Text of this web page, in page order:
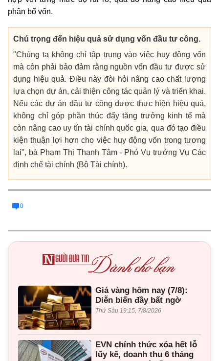
phân bổ vốn.
Chú trọng đến hiệu quả sử dụng vốn đầu tư công.
"Chúng ta không chỉ tập trung vào việc huy động vốn
mà còn phải bảo đảm rằng nguồn vốn đầu tư được sử
dụng hiệu quả. Điều này đòi hỏi nâng cao chất lượng
lựa chọn dự án, cải thiện công tác quản lý và triển khai.
Nếu các dự án đầu tư công được thực hiện hiệu quả,
không chỉ góp phần thúc đẩy tăng trưởng kinh tế mà
còn nâng cao uy tín tài chính quốc gia, qua đó tạo điều
kiện thuận lợi hơn cho việc huy động vốn trong tương
lai", bà Phạm Thị Thanh Tâm - Phó Vụ trưởng Vụ Các
định chế tài chính (Bộ Tài chính).
0
Giá vàng hôm nay (7/8):
Diễn biến đầy bất ngờ
Thứ Sáu 19:15, 7/8/2026
EVN chính thức xóa hết lỗ
lũy kế, doanh thu 6 tháng